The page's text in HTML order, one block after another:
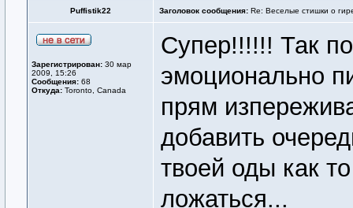
Puffistik22 Заголовок сообщения: Re: Веселые стишки о
Зарегистрирован: 30 мар
2009, 15:26
Сообщения: 68
Откуда: Toronto, Canada
Супер!!!!!! Так
эмоционально
прям
добавить
твоей оды как
ложаться...